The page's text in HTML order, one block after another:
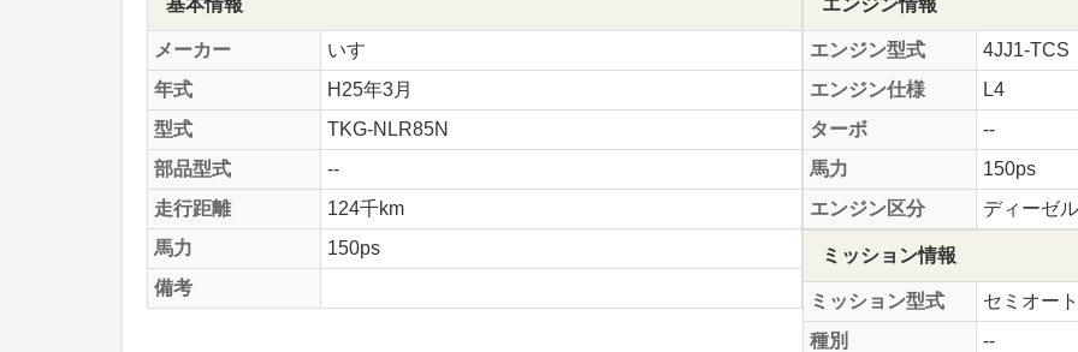
基本情報
メーカー
いすゞ
年式
H25年3月
型式
TKG-NLR85N
部品型式
--
走行距離
124千km
馬力
150ps
備考
エンジン情報
エンジン型式
4JJ1-TCS
エンジン仕様
L4
ターボ
--
馬力
150ps
エンジン区分
ディーゼル
ミッション情報
ミッション型式
セミオー
種別
--